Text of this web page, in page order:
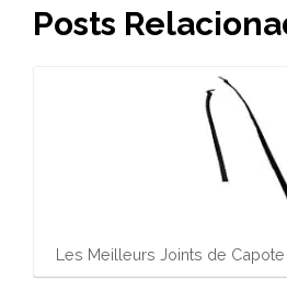
Posts
Les Meilleurs Joints de Capote